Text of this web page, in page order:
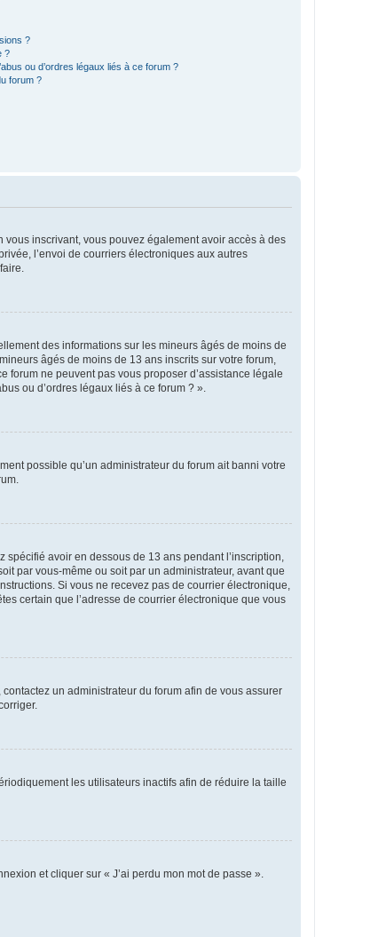
?
?
ou d’ordres légaux liés à ce forum ?
forum ?
inscrivant, vous pouvez également avoir accès à des
l’envoi de courriers électroniques aux autres
des informations sur les mineurs âgés de moins de
âgés de moins de 13 ans inscrits sur votre forum,
ne peuvent pas vous proposer d’assistance légale
ou d’ordres légaux liés à ce forum ? ».
possible qu’un administrateur du forum ait banni votre
avoir en dessous de 13 ans pendant l’inscription,
par vous-même ou soit par un administrateur, avant que
Si vous ne recevez pas de courrier électronique,
certain que l’adresse de courrier électronique que vous
un administrateur du forum afin de vous assurer
les utilisateurs inactifs afin de réduire la taille
et cliquer sur « J’ai perdu mon mot de passe ».